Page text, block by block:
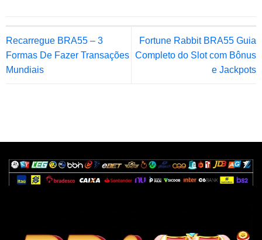
Recarregue BRA55 – 3
Formas De Fazer Transações
Mundiais
Fortune Rabbit BRA55 Guia
Completo do Slot com Bônus
e Jackpots